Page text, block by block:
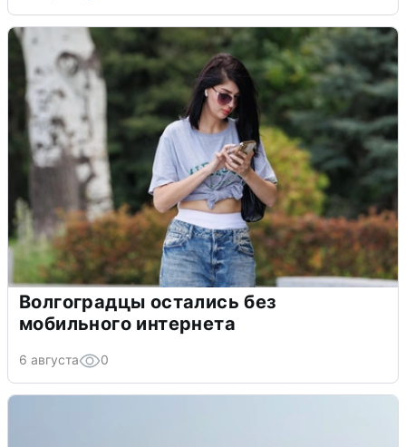
Волгоградцы остались без
мобильного интернета
6 августа 0